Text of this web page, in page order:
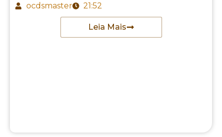
ocdsmaster 21:52
Leia Mais